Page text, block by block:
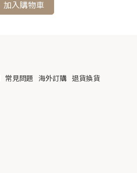
加入購物車
常見問題 海外訂購 退貨換貨